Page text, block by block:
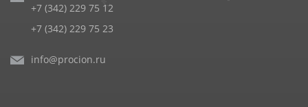
+7 (342) 229 75 12
+7 (342) 229 75 23
info@procion.ru